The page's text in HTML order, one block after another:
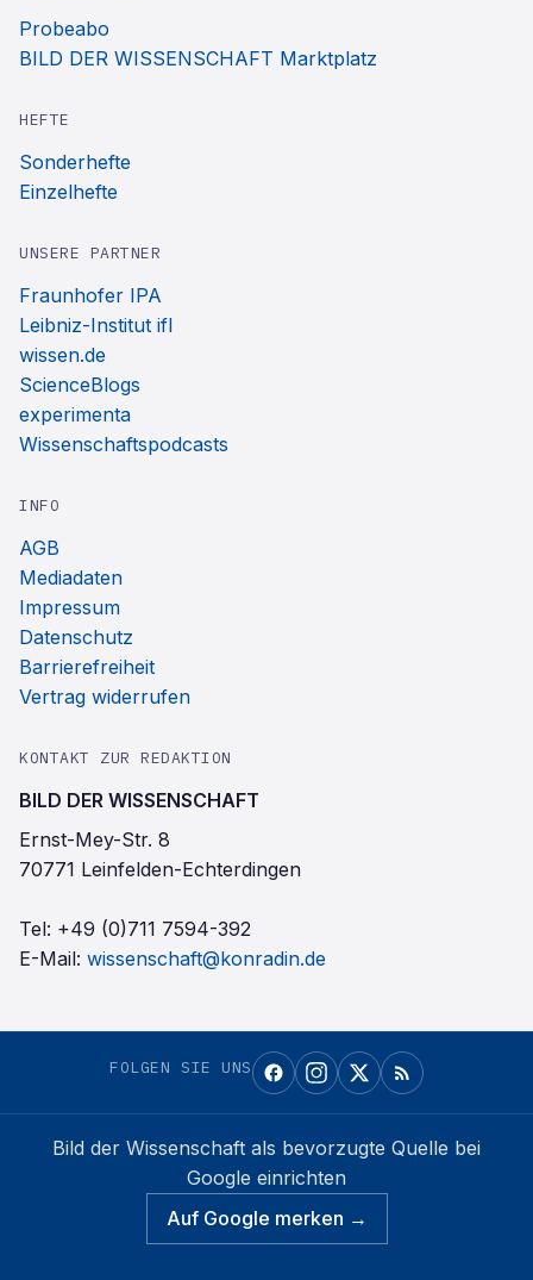
Probeabo
BILD DER WISSENSCHAFT Marktplatz
HEFTE
Sonderhefte
Einzelhefte
UNSERE PARTNER
Fraunhofer IPA
Leibniz-Institut ifl
wissen.de
ScienceBlogs
experimenta
Wissenschaftspodcasts
INFO
AGB
Mediadaten
Impressum
Datenschutz
Barrierefreiheit
Vertrag widerrufen
KONTAKT ZUR REDAKTION
BILD DER WISSENSCHAFT
Ernst-Mey-Str. 8
70771 Leinfelden-Echterdingen
Tel: +49 (0)711 7594-392
E-Mail: wissenschaft@konradin.de
FOLGEN SIE UNS
Bild der Wissenschaft als bevorzugte Quelle bei
Google einrichten
Auf Google merken →